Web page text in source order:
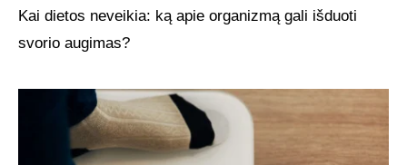
Kai dietos neveikia: ką apie organizmą gali išduoti
svorio augimas?